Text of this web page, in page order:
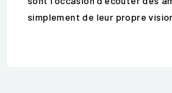
simplement de leur propre